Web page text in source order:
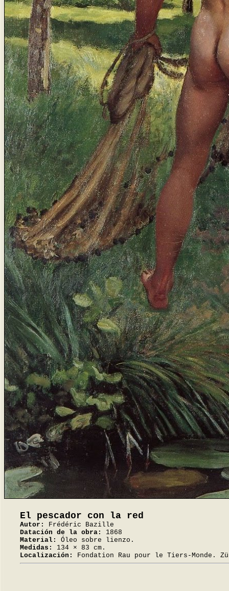
El pescador con la red
Autor:
Frédéric Bazille
Datación de la obra:
1868
Material:
Óleo sobre lienzo.
Medidas:
134 × 83 cm.
Localización:
Fondation Rau pour le Tiers-Monde.